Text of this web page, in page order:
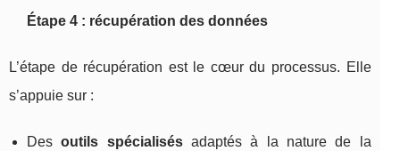
Étape 4 : récupération des données
L’étape de récupération est le cœur du processus. Elle
s’appuie sur :
Desoutils spécialisésadaptés à la nature de la